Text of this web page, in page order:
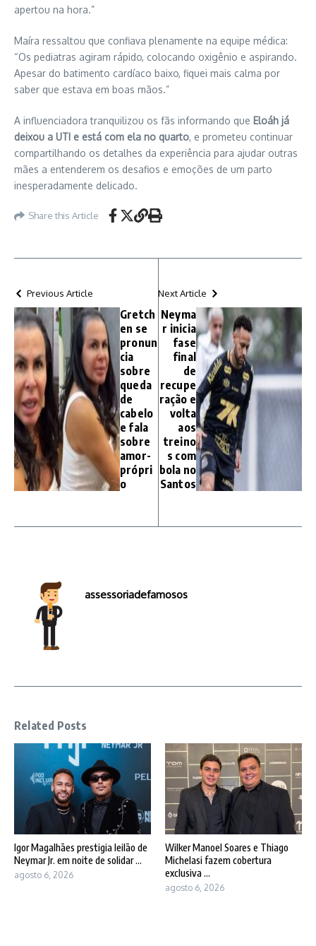
apertou na hora.”
Maíra ressaltou que confiava plenamente na equipe médica:
“Os pediatras agiram rápido, colocando oxigênio e aspirando.
Apesar do batimento cardíaco baixo, fiquei mais calma por
saber que estava em boas mãos.”
A influenciadora tranquilizou os fãs informando que Eloáh já
deixou a UTI e está com ela no quarto, e prometeu continuar
compartilhando os detalhes da experiência para ajudar outras
mães a entenderem os desafios e emoções de um parto
inesperadamente delicado.
Share this Article
Previous Article
Gretch
en se
pronun
cia
sobre
queda
de
cabelo
e fala
sobre
amor-
própri
o
Next Article
Neyma
r inicia
fase
final
de
recupe
ração e
volta
aos
treino
s com
bola no
Santos
assessoriadefamosos
Related Posts
Igor Magalhães prestigia leilão de
Neymar Jr. em noite de solidar ...
agosto 6, 2026
Wilker Manoel Soares e Thiago
Michelasi fazem cobertura
exclusiva ...
agosto 6, 2026